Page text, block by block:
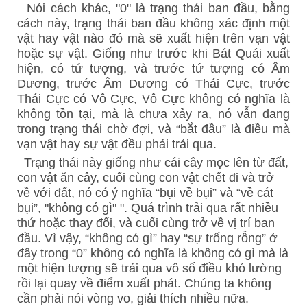
Nói cách khác, "0" là trạng thái ban đầu, bằng
cách này, trạng thái ban đầu không xác định một
vật hay vật nào đó mà sẽ xuất hiện trên vạn vật
hoặc sự vật. Giống như trước khi Bát Quái xuất
hiện, có tứ tượng, và trước tứ tượng có Âm
Dương, trước Âm Dương có Thái Cực, trước
Thái Cực có Vô Cực, Vô Cực không có nghĩa là
không tồn tại, mà là chưa xảy ra, nó vẫn đang
trong trạng thái chờ đợi, và “bắt đầu” là điều mà
vạn vật hay sự vật đều phải trải qua.
Trạng thái này giống như cái cây mọc lên từ đất,
con vật ăn cây, cuối cùng con vật chết đi và trở
về với đất, nó có ý nghĩa “bụi về bụi” và “về cát
bụi”, "không có gì" ". Quá trình trải qua rất nhiều
thứ hoặc thay đổi, và cuối cùng trở về vị trí ban
đầu. Vì vậy, “không có gì” hay “sự trống rỗng” ở
đây trong “0” không có nghĩa là không có gì mà là
một hiện tượng sẽ trải qua vô số điều khó lường
rồi lại quay về điểm xuất phát. Chúng ta không
cần phải nói vòng vo, giải thích nhiều nữa.